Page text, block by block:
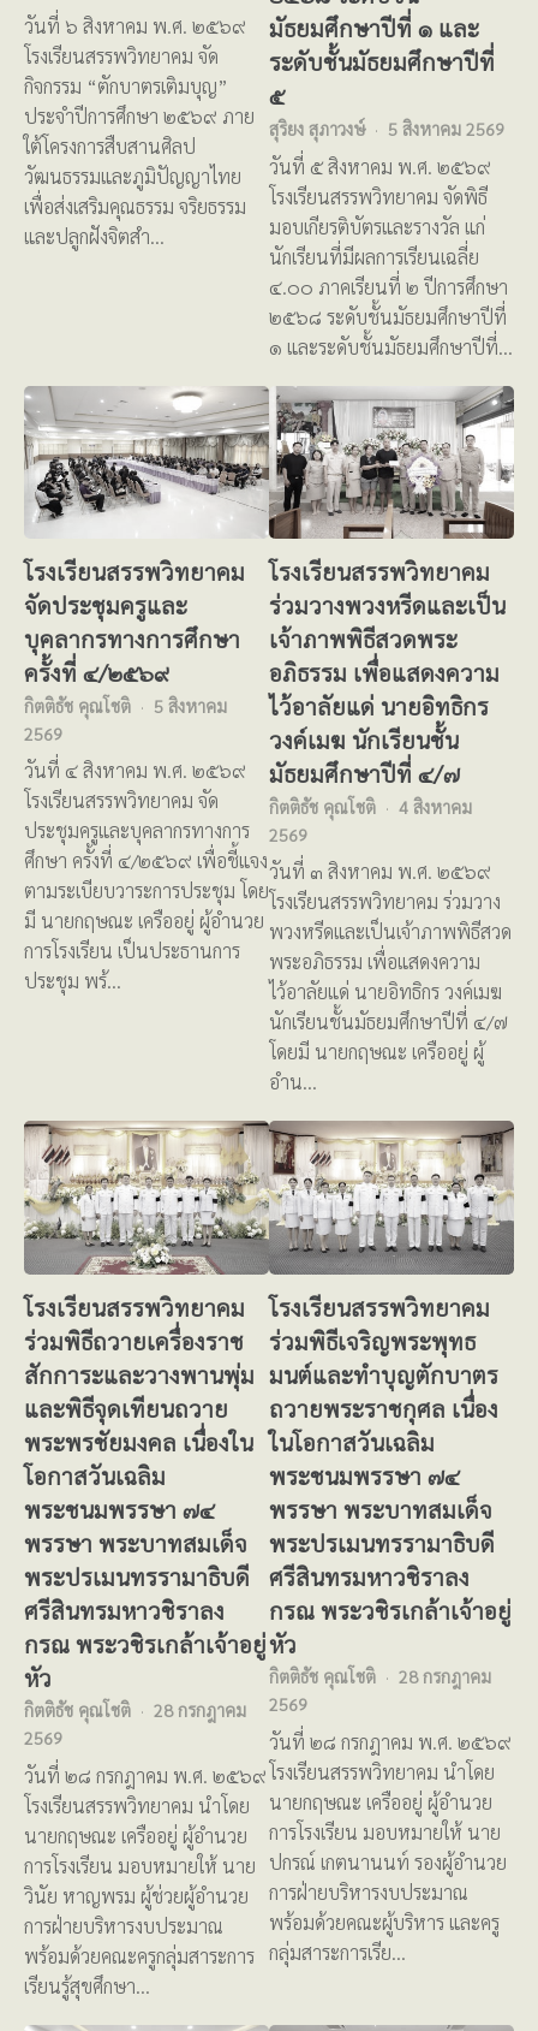
วันที่ ๖ สิงหาคม พ.ศ. ๒๕๖๙
โรงเรียนสรรพวิทยาคม จัด
กิจกรรม “ตักบาตรเติมบุญ”
ประจำปีการศึกษา ๒๕๖๙ ภาย
ใต้โครงการสืบสานศิลป
วัฒนธรรมและภูมิปัญญาไทย
เพื่อส่งเสริมคุณธรรม จริยธรรม
และปลูกฝังจิตสำ…
มัธยมศึกษาปีที่ ๑ และ
ระดับชั้นมัธยมศึกษาปีที่
๕
สุริยง สุภาวงษ์ 5 สิงหาคม 2569
วันที่ ๕ สิงหาคม พ.ศ. ๒๕๖๙
โรงเรียนสรรพวิทยาคม จัดพิธี
มอบเกียรติบัตรและรางวัล แก่
นักเรียนที่มีผลการเรียนเฉลี่ย
๔.๐๐ ภาคเรียนที่ ๒ ปีการศึกษา
๒๕๖๘ ระดับชั้นมัธยมศึกษาปีที่
๑ และระดับชั้นมัธยมศึกษาปีที่…
โรงเรียนสรรพวิทยาคม
จัดประชุมครูและ
บุคลากรทางการศึกษา
ครั้งที่ ๔/๒๕๖๙
กิตติธัช คุณโชติ
5 สิงหาคม
2569
วันที่ ๔ สิงหาคม พ.ศ. ๒๕๖๙
โรงเรียนสรรพวิทยาคม จัด
ประชุมครูและบุคลากรทางการ
ศึกษา ครั้งที่ ๔/๒๕๖๙ เพื่อชี้แจง
ตามระเบียบวาระการประชุม โดย
มี นายกฤษณะ เครืออยู่ ผู้อำนวย
การโรงเรียน เป็นประธานการ
ประชุม พร้…
โรงเรียนสรรพวิทยาคม
ร่วมวางพวงหรีดและเป็น
เจ้าภาพพิธีสวดพระ
อภิธรรม เพื่อแสดงความ
ไว้อาลัยแด่ นายอิทธิกร
วงค์เมฆ นักเรียนชั้น
มัธยมศึกษาปีที่ ๔/๗
กิตติธัช คุณโชติ
4 สิงหาคม
2569
วันที่ ๓ สิงหาคม พ.ศ. ๒๕๖๙
โรงเรียนสรรพวิทยาคม ร่วมวาง
พวงหรีดและเป็นเจ้าภาพพิธีสวด
พระอภิธรรม เพื่อแสดงความ
ไว้อาลัยแด่ นายอิทธิกร วงค์เมฆ
นักเรียนชั้นมัธยมศึกษาปีที่ ๔/๗
โดยมี นายกฤษณะ เครืออยู่ ผู้
อำน…
โรงเรียนสรรพวิทยาคม
ร่วมพิธีถวายเครื่องราช
สักการะและวางพานพุ่ม
และพิธีจุดเทียนถวาย
พระพรชัยมงคล เนื่องใน
โอกาสวันเฉลิม
พระชนมพรรษา ๗๔
พรรษา พระบาทสมเด็จ
พระปรเมนทรรามาธิบดี
ศรีสินทรมหาวชิราลง
กรณ พระวชิรเกล้าเจ้าอยู่
หัว
กิตติธัช คุณโชติ
28 กรกฎาคม
2569
วันที่ ๒๘ กรกฎาคม พ.ศ. ๒๕๖๙
โรงเรียนสรรพวิทยาคม นำโดย
นายกฤษณะ เครืออยู่ ผู้อำนวย
การโรงเรียน มอบหมายให้ นาย
วินัย หาญพรม ผู้ช่วยผู้อำนวย
การฝ่ายบริหารงบประมาณ
พร้อมด้วยคณะครูกลุ่มสาระการ
เรียนรู้สุขศึกษา…
โรงเรียนสรรพวิทยาคม
ร่วมพิธีเจริญพระพุทธ
มนต์และทำบุญตักบาตร
ถวายพระราชกุศล เนื่อง
ในโอกาสวันเฉลิม
พระชนมพรรษา ๗๔
พรรษา พระบาทสมเด็จ
พระปรเมนทรรามาธิบดี
ศรีสินทรมหาวชิราลง
กรณ พระวชิรเกล้าเจ้าอยู่
หัว
กิตติธัช คุณโชติ
28 กรกฎาคม
2569
วันที่ ๒๘ กรกฎาคม พ.ศ. ๒๕๖๙
โรงเรียนสรรพวิทยาคม นำโดย
นายกฤษณะ เครืออยู่ ผู้อำนวย
การโรงเรียน มอบหมายให้ นาย
ปกรณ์ เกตนานนท์ รองผู้อำนวย
การฝ่ายบริหารงบประมาณ
พร้อมด้วยคณะผู้บริหาร และครู
กลุ่มสาระการเรีย…